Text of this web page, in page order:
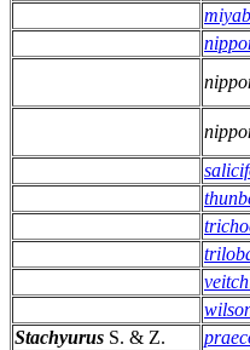
Stachyurus S. & Z.